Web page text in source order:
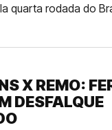
quarta rodada do
X REMO:
DESFALQUE